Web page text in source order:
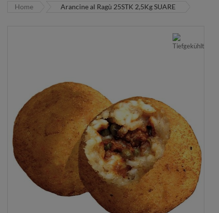
Home Arancine al Ragù 25STK 2,5Kg SUARE